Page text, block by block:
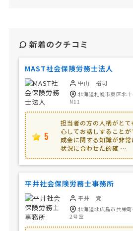
新着のクチコミ
MAST社会保険労務士法人
中山 裕司
北海道札幌市東区北
N11
5
担当者の方の人柄がと
心してお話しすること
成金に関する知識が非
状況に合わせた的確 …
平井社会保険労務士事務所
平井 覚
北海道北広島市共栄
2号室